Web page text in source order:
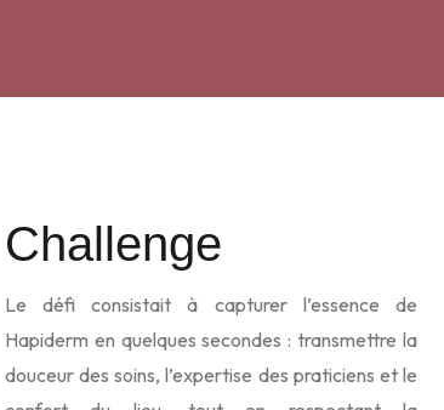
Challenge
Le défi consistait à capturer l’essence de
Hapiderm en quelques secondes : transmettre la
douceur des soins, l’expertise des praticiens et le